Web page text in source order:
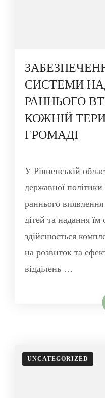
СИСТЕМИ
РАННЬОГО
КОЖНІЙ
ГРОМАДІ
У Рівненській
державної
раннього
дітей та надання їм
здійснюється
на розвиток та
відділень …
Читати
UNCATEGORIZED